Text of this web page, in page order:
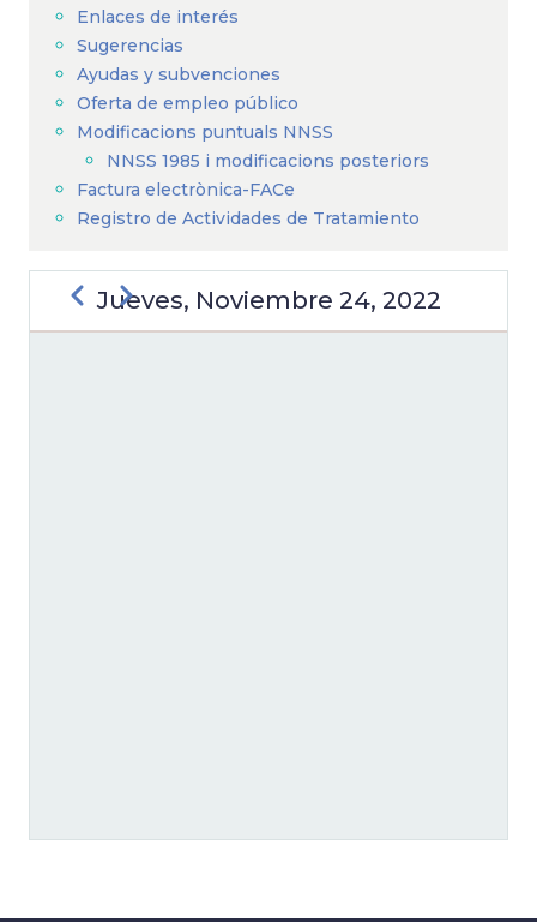
navegación
Enlaces de interés
Sugerencias
Ayudas y subvenciones
Oferta de empleo público
Modificacions puntuals NNSS
NNSS 1985 i modificacions posteriors
Factura electrònica-FACe
Registro de Actividades de Tratamiento
Jueves, Noviembre 24, 2022
AnteriorSiguiente